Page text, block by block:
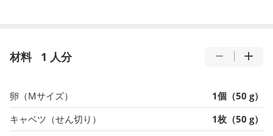
材料 1 人分
卵（Mサイズ）
1個（50 g）
キャベツ（せん切り）
1枚（50 g）